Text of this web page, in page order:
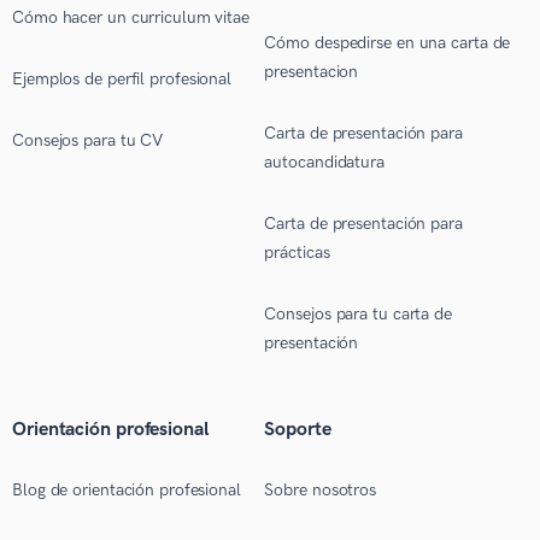
Cómo hacer un curriculum vitae
Ejemplos de perfil profesional
Consejos para tu CV
Cómo despedirse en una carta de
presentacion
Carta de presentación para
autocandidatura
Carta de presentación para
prácticas
Consejos para tu carta de
presentación
Orientación profesional
Blog de orientación profesional
Soporte
Sobre nosotros